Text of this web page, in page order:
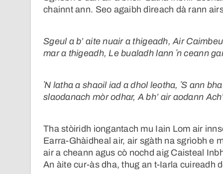
chainnt ann. Seo agaibh dìreach dà rann
Sgeul a b’ aite nuair a thigeadh, Air
mar a thigeadh, Le bualadh lann ʼn ceann
ʼN latha a shaoil iad a dhol leotha, ʼS ann
slaodanach mòr odhar, A bh’ air aodann
Tha stòiridh iongantach mu Iain Lom air
Earra-Ghàidheal air, air sgàth na sgrìobh e
air a cheann agus cò nochd aig Caisteal
An àite cur-às dha, thug an t-Iarla cuireadh